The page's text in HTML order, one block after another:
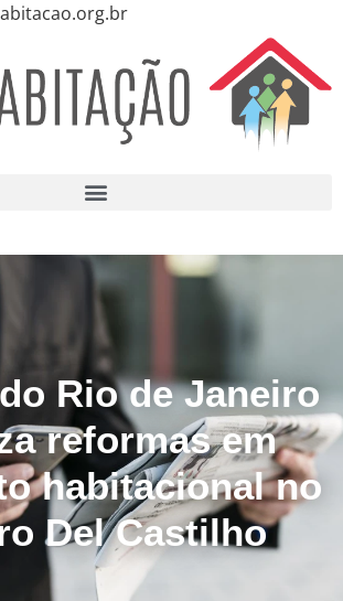
Rio de Janeiro
reformas em
habitacional no
Del Castilho